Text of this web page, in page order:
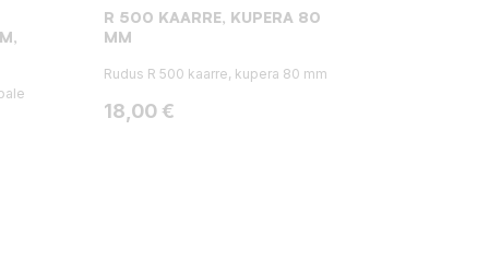
R 500 KAARRE, KUPERA 80
MM
Rudus R 500 kaarre, kupera 80 mm
Hinta
18,00 €